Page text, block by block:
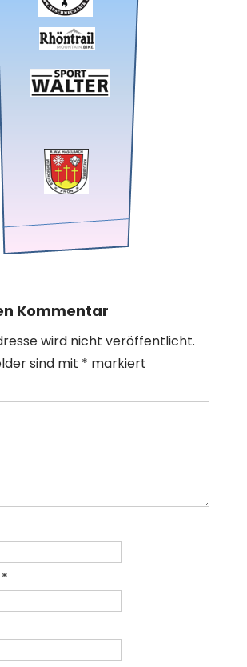
Kommentar
wird nicht veröffentlicht.
sind mit * markiert
*